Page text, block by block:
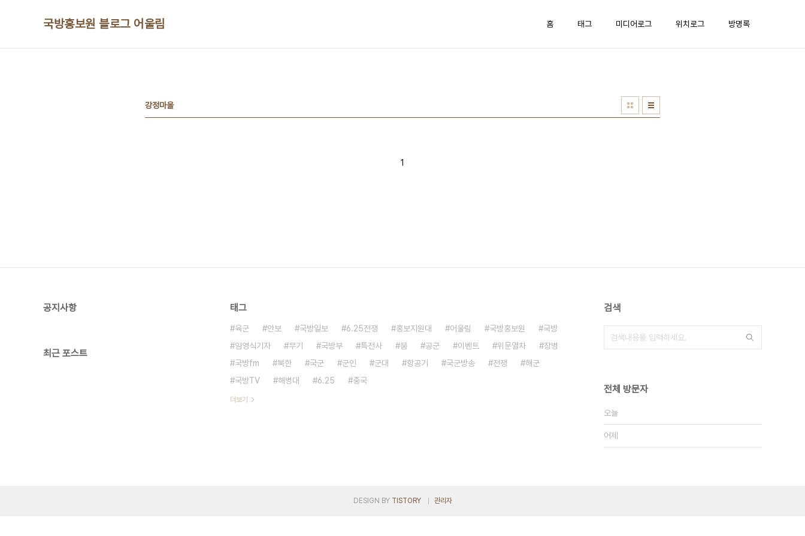
국방홍보원 블로그 어울림 홈 태그 미디어로그 위치로그 방명록
강정마을
1
공지사항
최근 포스트
태그
육군 안보 국방일보 6.25전쟁 홍보지원대 어울림 국방홍보원
국방
임영식기자
무기 국방부 특전사 붐 공군 이벤트 위문열차
장병
국방fm
북한 국군 군인 군대 항공기 국군방송 전쟁
해군
국방TV
해병대 6.25 중국
더보기
검색
전체 방문자
오늘
어제
DESIGN BY TISTORY 관리자